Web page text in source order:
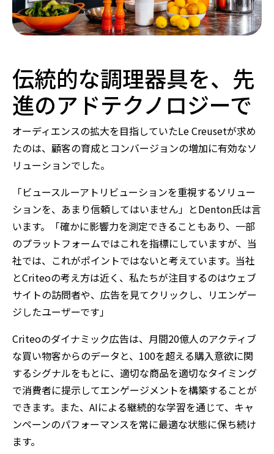
伝統的な調理器具を、先
進のアドテクノロジーで
オーディエンスの拡大を目指していたLe Creusetが求め
たのは、顧客の育成とコンバージョンの増加に有効なソ
リューションでした。
「ビュースルーアトリビューションを重視するソリュー
ションを、あまり信頼してはいません」とDenton氏は言
います。「確かに影響力を測定できることもあり、一部
のプラットフォームではこれを指標にしていますが、当
社では、これがポイントではないと考えています。当社
とCriteoの考え方は近く、私たちが注目するのはウェブ
サイトの訪問者や、広告を見てクリックし、リエンゲー
ジしたユーザーです」
Criteoのダイナミック広告は、月間20億人のアクティブ
な買い物客からのデータと、100を超える購入意欲に関
するシグナルをもとに、適切な商品を適切なタイミング
で消費者に提示してエンゲージメントを構築することが
できます。また、AIによる継続的な学習を通じて、キャ
ンペーンのパフォーマンスを常に最適な状態に保ち続け
ます。